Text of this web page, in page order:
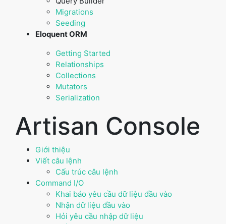
Migrations
Seeding
Eloquent ORM
Getting Started
Relationships
Collections
Mutators
Serialization
Artisan Console
Giới thiệu
Viết câu lệnh
Cấu trúc câu lệnh
Command I/O
Khai báo yêu cầu dữ liệu đầu vào
Nhận dữ liệu đầu vào
Hỏi yêu cầu nhập dữ liệu